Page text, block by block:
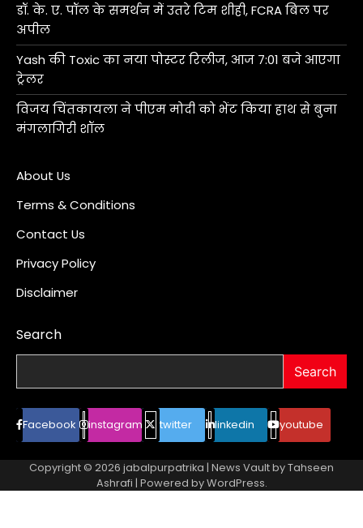
डॉ. के. ए. पॉल के समर्थन में उतरे टिम शीही, FCRA बिल पर
अपील
Yash की Toxic का नया पोस्टर रिलीज, आज 7:01 बजे आएगा
ट्रेलर
विजय चिंतकायला ने पीएम मोदी को भेंट किया हाथ से बुना
मंगलागिरी शॉल
About Us
Terms & Conditions
Contact Us
Privacy Policy
Disclaimer
Search
Search
Facebook instagram twitter linkedin youtube
Copyright © 2026 jabalpurpatrika | News Vault byTahseen
Ashrafi | Powered byWordPress.